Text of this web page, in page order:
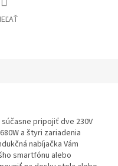
pripojiť dve 230V
a štyri zariadenia
nabíjačka Vám
smartfónu alebo